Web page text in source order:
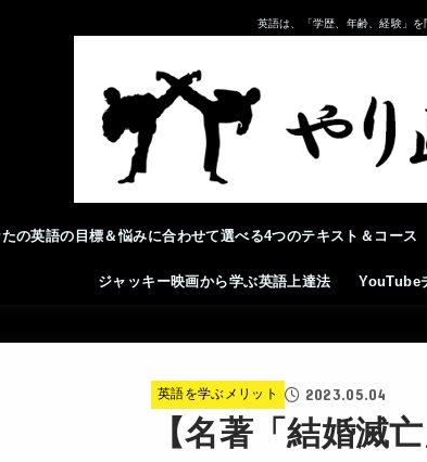
英語は、「学歴、年齢、経験」
の英語の目標＆悩みに合わせて選べる4つのテキスト＆コース
ジャッキー映画から学ぶ英語上達法 YouTube
英語を学ぶメリット 2023.05.04
【名著「結婚滅